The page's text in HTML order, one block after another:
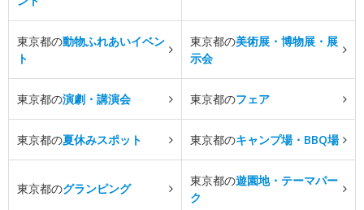
東京都の動物ふれあいイベン
ト
東京都の美術展・博物展・展
示会
東京都の演劇・講演会 東京都のフェア
東京都の夏休みスポット 東京都のキャンプ場・BBQ場
東京都のグランピング
東京都の遊園地・テーマパー
ク